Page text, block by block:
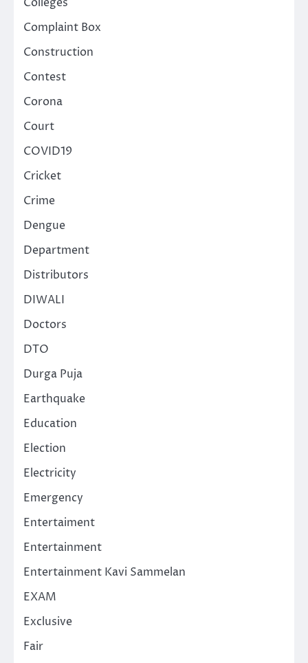
Colleges
Complaint Box
Construction
Contest
Corona
Court
COVID19
Cricket
Crime
Dengue
Department
Distributors
DIWALI
Doctors
DTO
Durga Puja
Earthquake
Education
Election
Electricity
Emergency
Entertaiment
Entertainment
Entertainment Kavi Sammelan
EXAM
Exclusive
Fair